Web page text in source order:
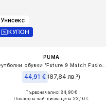
Унисекс
КУПОН
PUMA
44,91 € (87,84 лв.³)
Налични размери: 43, 44, 44,5, 45
Първоначално: 84,90 €
Последна най-ниска цена:23,16 €